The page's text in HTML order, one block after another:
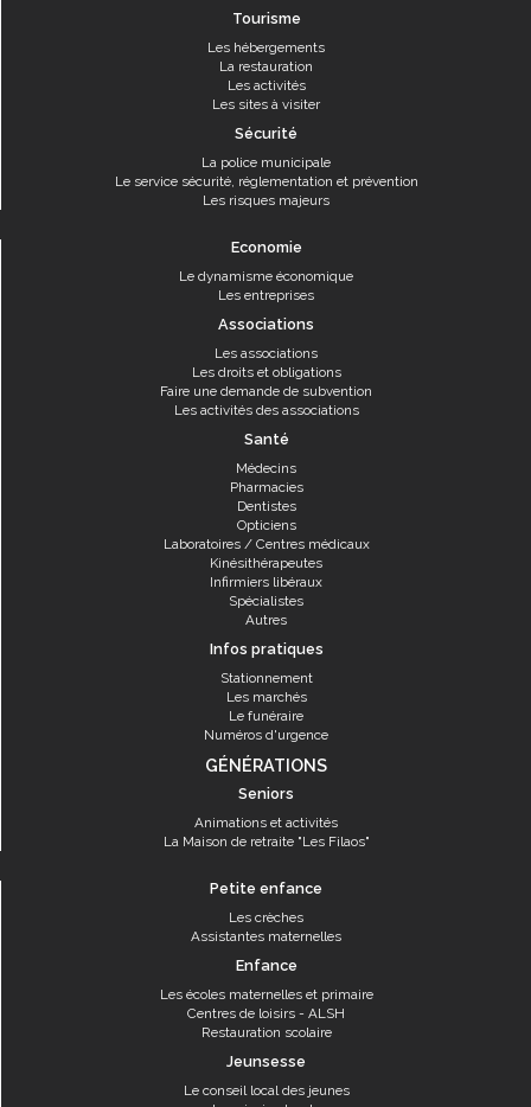
Tourisme
Les hébergements
La restauration
Les activités
Les sites à visiter
Sécurité
La police municipale
Le service sécurité, réglementation et prévention
Les risques majeurs
Economie
Le dynamisme économique
Les entreprises
Associations
Les associations
Les droits et obligations
Faire une demande de subvention
Les activités des associations
Santé
Médecins
Pharmacies
Dentistes
Opticiens
Laboratoires / Centres médicaux
Kinésithérapeutes
Infirmiers libéraux
Spécialistes
Autres
Infos pratiques
Stationnement
Les marchés
Le funéraire
Numéros d'urgence
GÉNÉRATIONS
Seniors
Animations et activités
La Maison de retraite "Les Filaos"
Petite enfance
Les crèches
Assistantes maternelles
Enfance
Les écoles maternelles et primaire
Centres de loisirs - ALSH
Restauration scolaire
Jeunsesse
Le conseil local des jeunes